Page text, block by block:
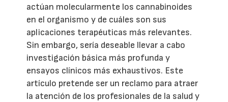
actúan molecularmente los cannabinoides
en el organismo y de cuáles son sus
aplicaciones terapéuticas más relevantes.
Sin embargo, sería deseable llevar a cabo
investigación básica más profunda y
ensayos clínicos más exhaustivos. Este
artículo pretende ser un reclamo para atraer
la atención de los profesionales de la salud y